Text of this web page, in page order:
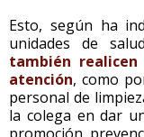
Esto, según ha
unidades de
también
atención, como
personal de
la colega en dar